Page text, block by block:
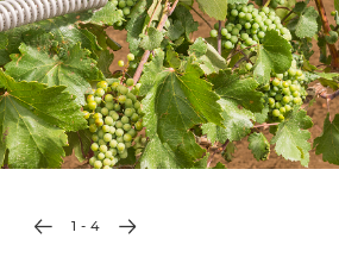
1 - 4